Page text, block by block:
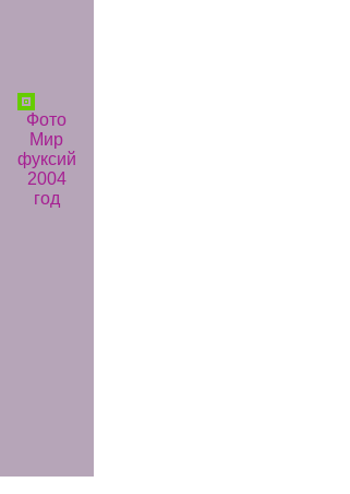
Фото
Мир
фуксий
2004
год